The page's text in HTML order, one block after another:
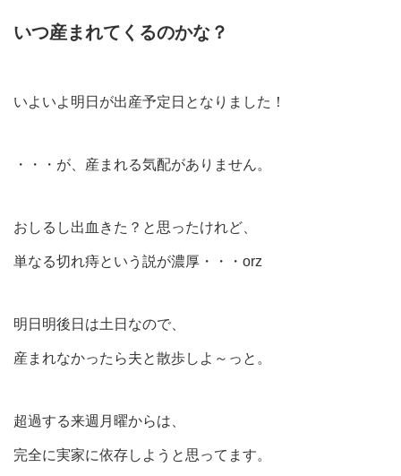
いつ産まれてくるのかな？
いよいよ明日が出産予定日となりました！
・・・が、産まれる気配がありません。
おしるし出血きた？と思ったけれど、
単なる切れ痔という説が濃厚・・・orz
明日明後日は土日なので、
産まれなかったら夫と散歩しよ～っと。
超過する来週月曜からは、
完全に実家に依存しようと思ってます。